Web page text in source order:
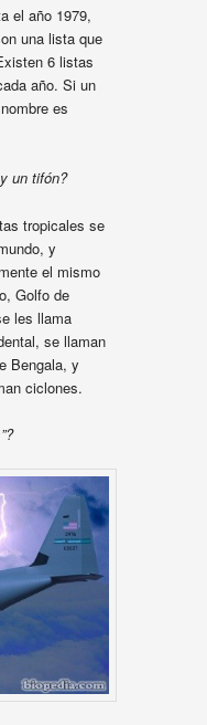
el año 1979,
una lista que
6 listas
año. Si un
es
un tifón?
tropicales se
y
el mismo
Golfo de
les llama
se llaman
Bengala, y
ciclones.